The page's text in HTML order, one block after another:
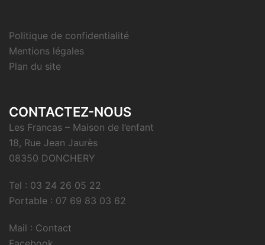
Politique de confidentialité
Mentions légales
Plan du site
CONTACTEZ-NOUS
Les Francas – Maison de l’enfant
18, Rue Jean Jaurès
08350 DONCHERY
Tel : 03 24 26 05 22
Portable : 07 69 83 03 62
Mail : Contact